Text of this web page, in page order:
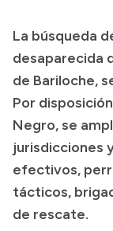
Transparencia
Presupuesto
Compras y
Consulta de
Consulta de
Convocatorias
Intranet
La búsqueda
desaparecida
de Bariloche,
Por
Negro, se
jurisdicciones
efectivos,
tácticos,
de rescate.